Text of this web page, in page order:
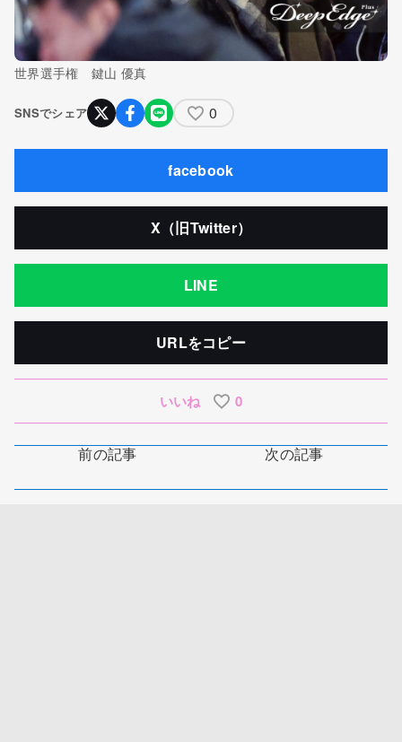
世界選手権 鍵山 優真
SNSでシェア 0
facebook
X（旧Twitter）
LINE
URLをコピー
いいね 0
前の記事 次の記事